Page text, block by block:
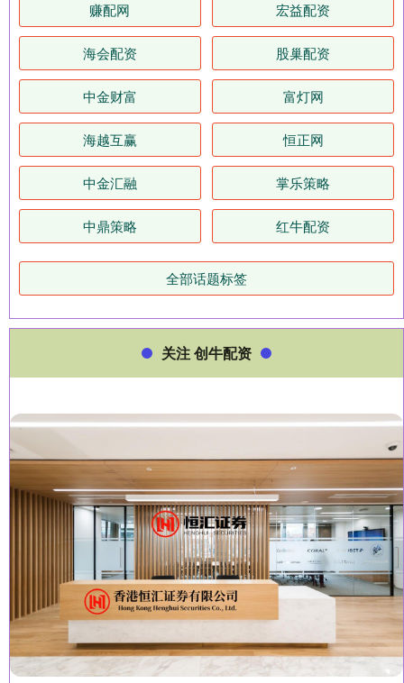
赚配网 宏益配资
海会配资 股巢配资
中金财富 富灯网
海越互赢 恒正网
中金汇融 掌乐策略
中鼎策略 红牛配资
全部话题标签
关注 创牛配资